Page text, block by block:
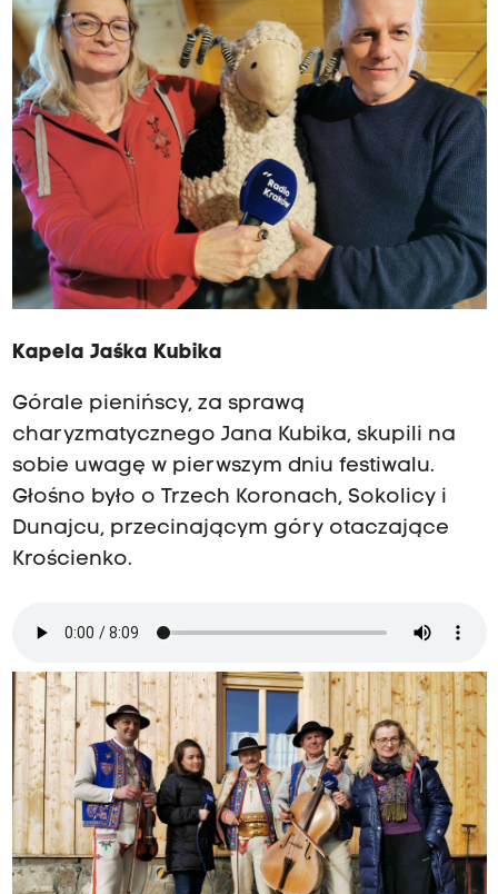
Kapela Jaśka Kubika
Górale pienińscy, za sprawą
charyzmatycznego Jana Kubika, skupili na
sobie uwagę w pierwszym dniu festiwalu.
Głośno było o Trzech Koronach, Sokolicy i
Dunajcu, przecinającym góry otaczające
Krościenko.